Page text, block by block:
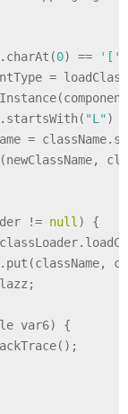
0) == '['
=
"L" )
=
!= null ) {
var6) {